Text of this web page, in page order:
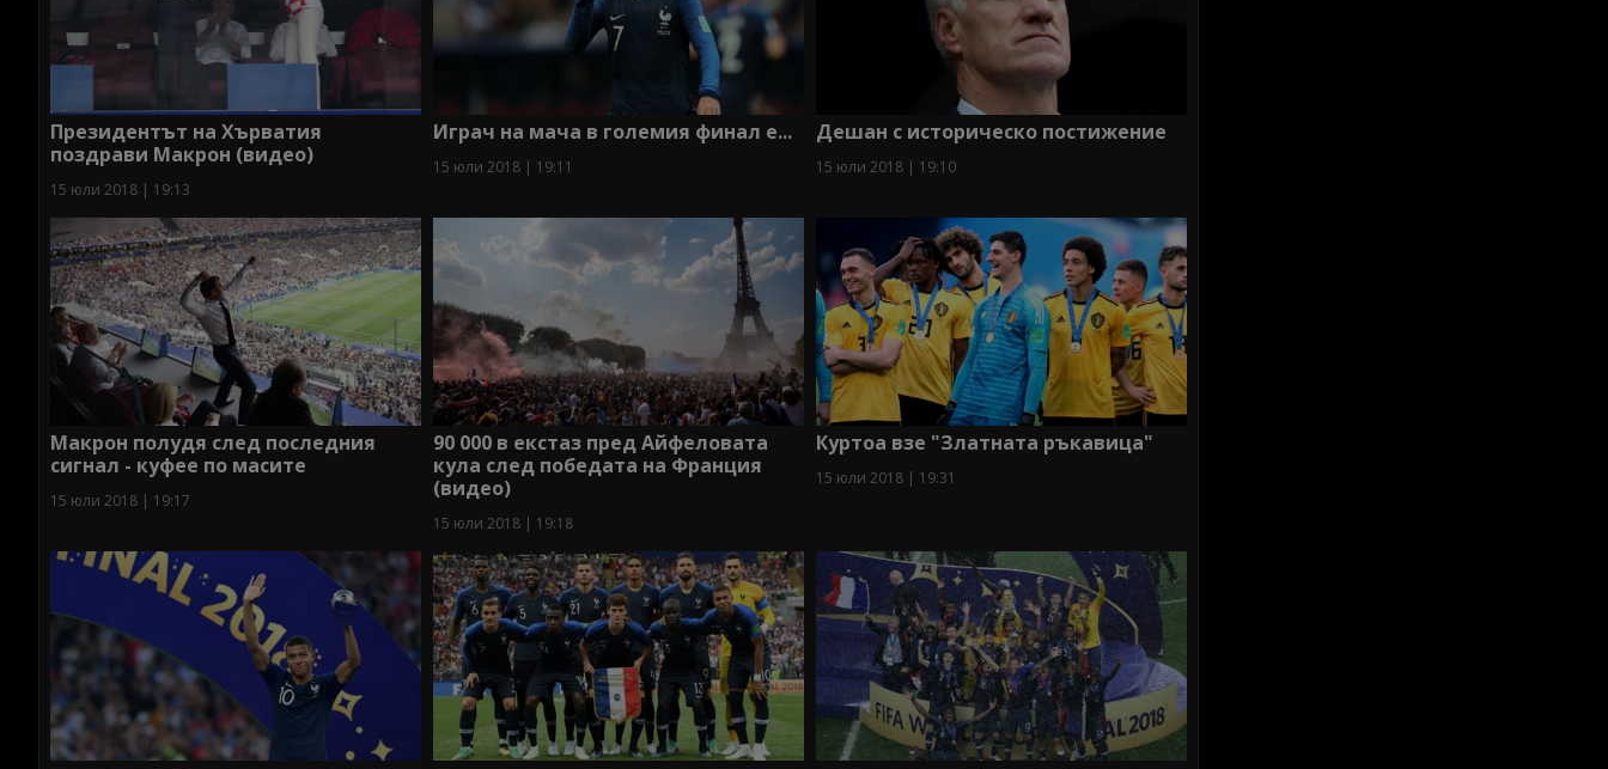
Президентът на Хърватия
поздрави Макрон (видео)
15 юли 2018 | 19:13
Играч на мача в големия финал е...
15 юли 2018 | 19:11
Дешан с историческо постижение
15 юли 2018 | 19:10
Макрон полудя след последния
сигнал - куфее по масите
15 юли 2018 | 19:17
90 000 в екстаз пред Айфеловата
кула след победата на Франция
(видео)
15 юли 2018 | 19:18
Куртоа взе "Златната ръкавица"
15 юли 2018 | 19:31